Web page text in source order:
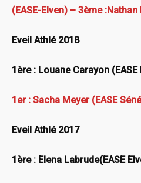
(EASE-Elven) – 3ème :Nathan
Eveil Athlé 2018
1ère : Louane Carayon (EASE
1er : Sacha Meyer (EASE
Eveil Athlé 2017
1ère : Elena Labrude(EASE